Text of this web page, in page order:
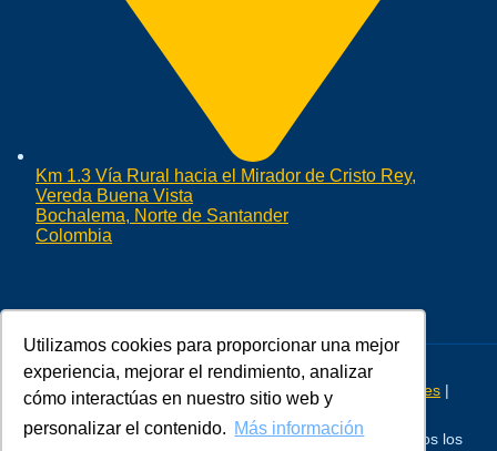
Utilizamos cookies para proporcionar una mejor
experiencia, mejorar el rendimiento, analizar
cómo interactúas en nuestro sitio web y
personalizar el contenido. Más información
Km 1.3 Vía Rural hacia el Mirador de Cristo Rey,
Vereda Buena Vista
Bochalema, Norte de Santander
Colombia
© 2026 Escuela de Transformación Interior Gelva | Todos los
Aviso Legal|Política de Privacidad|Política de Cookies |